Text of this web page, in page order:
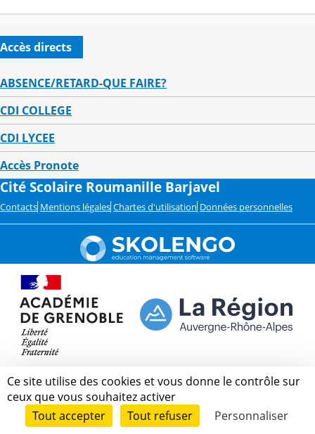
Accès directs
ABSENCE/RETARD-QUE FAIRE?
CDI COLLEGE
CDI LYCEE
Accès Pronote
Cité Scolaire Roumanille Barjavel
Contacts Mentions légales Chartes d'utilisation Données personnelles
Ce site utilise des cookies et vous donne le contrôle sur
ceux que vous souhaitez activer
Tout accepter
Tout refuser Personnaliser